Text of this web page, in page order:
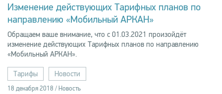
Изменение действующих Тарифных планов по
направлению «Мобильный АРКАН»
Обращаем ваше внимание, что с 01.03.2021 произойдёт
изменение действующих Тарифных планов по направлению
«Мобильный АРКАН».
Тарифы Новости
18 декабря 2018 / Новость